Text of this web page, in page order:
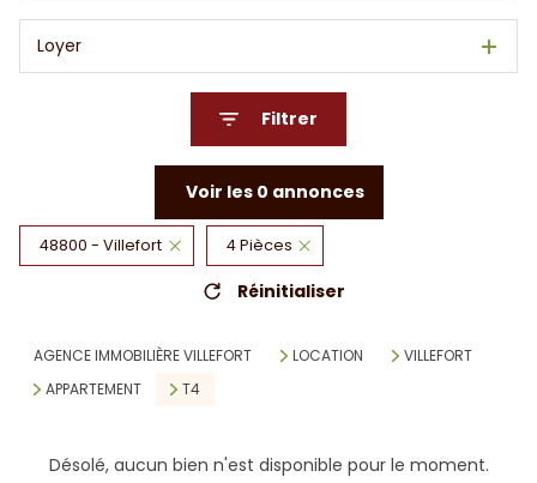
Loyer
Filtrer
Voir les 0 annonces
48800 - Villefort 4 Pièces
Réinitialiser
AGENCE IMMOBILIÈRE VILLEFORT LOCATION
VILLEFORT
APPARTEMENT
T4
Désolé, aucun bien n'est disponible pour le moment.